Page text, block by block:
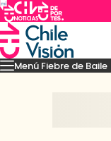
Menú Fiebre de Baile
Mejores